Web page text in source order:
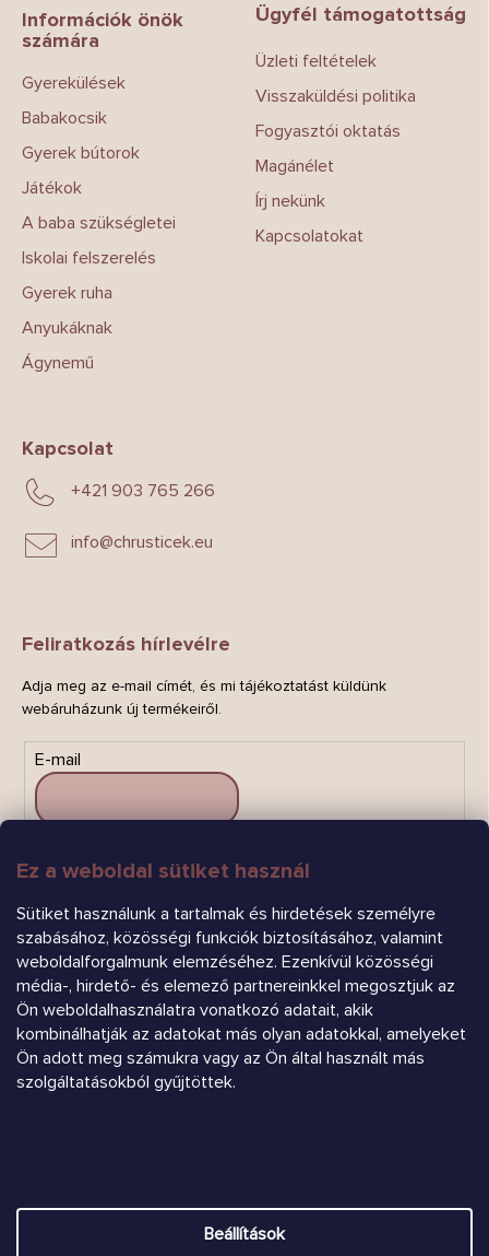
Ez a weboldal sütiket használ
Sütiket használunk a tartalmak és hirdetések személyre
szabásához, közösségi funkciók biztosításához, valamint
weboldalforgalmunk elemzéséhez. Ezenkívül közösségi
média-, hirdető- és elemező partnereinkkel megosztjuk az
Ön weboldalhasználatra vonatkozó adatait, akik
kombinálhatják az adatokat más olyan adatokkal, amelyeket
Ön adott meg számukra vagy az Ön által használt más
szolgáltatásokból gyűjtöttek.
Beállítások
Információk önök
számára
Gyerekülések
Babakocsik
Gyerek bútorok
Játékok
A baba szükségletei
Iskolai felszerelés
Gyerek ruha
Anyukáknak
Ágynemű
Ügyfél támogatottság
Üzleti feltételek
Visszaküldési politika
Fogyasztói oktatás
Magánélet
Írj nekünk
Kapcsolatokat
Kapcsolat
info@chrusticek.eu
+421 903 765 266
Feliratkozás hírlevélre
Adja meg az e-mail címét, és mi tájékoztatást küldünk
webáruházunk új termékeiről.
E-mail
FELIRATKOZÁS
Árukereső.hu
Shoptet készítette